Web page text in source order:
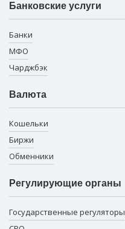
Банковские услуги
Банки
МФО
Чарджбэк
Валюта
Кошельки
Биржи
Обменники
Регулирующие органы
Государственные регуляторы